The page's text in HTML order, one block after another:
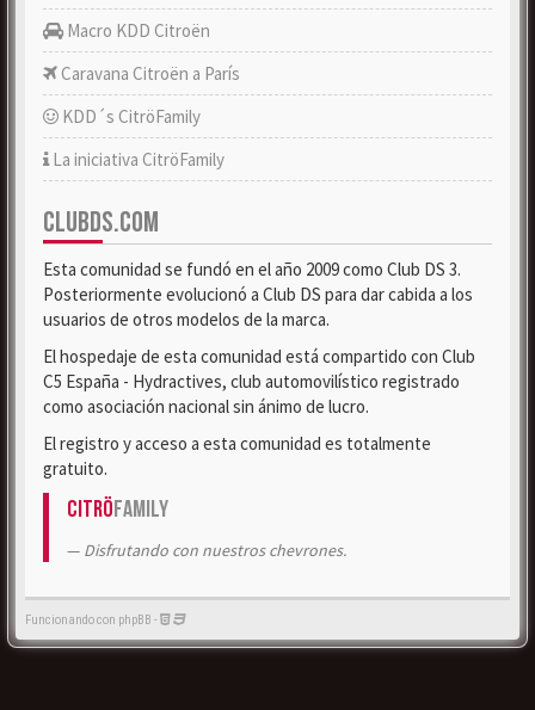
Macro KDD Citroën
Caravana Citroën a París
KDD´s CitröFamily
La iniciativa CitröFamily
CLUBDS.COM
Esta comunidad se fundó en el año 2009 como Club DS 3.
Posteriormente evolucionó a Club DS para dar cabida a los
usuarios de otros modelos de la marca.
El hospedaje de esta comunidad está compartido con Club
C5 España - Hydractives, club automovilístico registrado
como asociación nacional sin ánimo de lucro.
El registro y acceso a esta comunidad es totalmente
gratuito.
CitröFamily
Disfrutando con nuestros chevrones.
Funcionando con phpBB -